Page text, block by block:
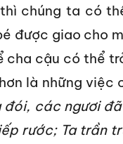
chúng ta có
được giao cho
cha cậu có thể
là những việc
đói, các ngươi
rước; Ta trần